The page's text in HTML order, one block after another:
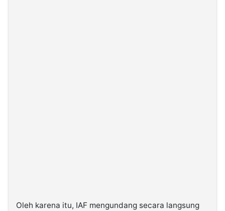
Oleh karena itu, IAF mengundang secara langsung